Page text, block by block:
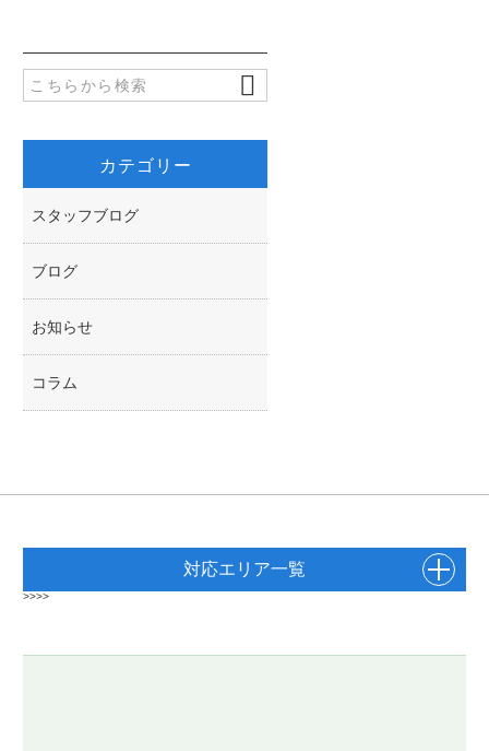
カテゴリー
スタッフブログ
ブログ
お知らせ
コラム
対応エリア一覧
>>>>